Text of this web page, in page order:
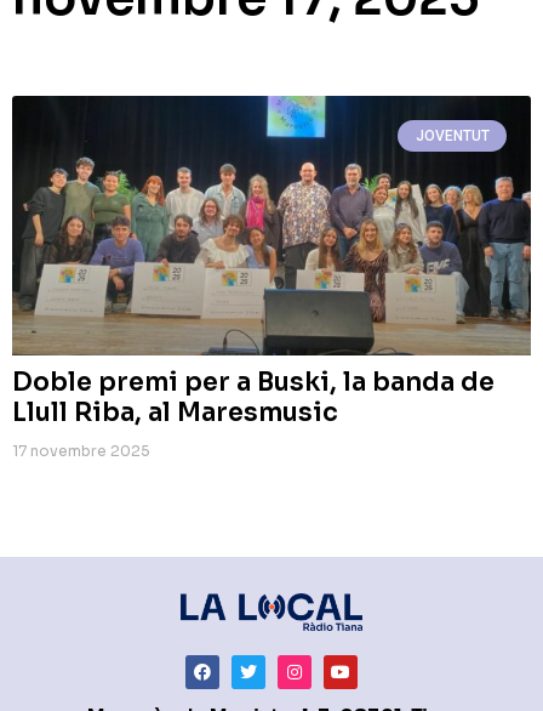
JOVENTUT
Doble premi per a Buski, la banda de
Llull Riba, al Maresmusic
17 novembre 2025